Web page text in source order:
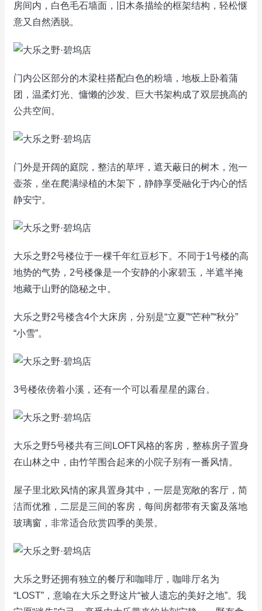
房间内，白色毛石墙面，旧木条描绘的框架结构，轻松惬
意又自然洒脱。
门内公区部分的木梁柱搭配白色的粉墙，地板上卧着蒲
团，温柔灯光、慵懒的沙发、巨大书架构成了双层挑高的
公共空间。
门外是开阔的庭院，整洁的草坪，遮天蔽日的树木，泡一
壶茶，坐在爬满绿植的木架下，静静享受融化于内心的恬
静安宁。
大乐之野2号楼位于一棵千年红豆杉下。不同于1号楼的高
地势的气势，2号楼像是一个安静的小家碧玉，半遮半掩
地藏于山野的隐秘之中。
大乐之野2号楼含4个大床房，分别是“立夏”“芒种”“秋分”
“小雪”。
3号楼依傍着小溪，还有一个可以看星星的露台。
大乐之野5号楼共有三间LOFT风格的客房，整栋房子置身
在山林之中，由竹竿围合起来的小院子别有一番风情。
屋子里北欧风情的家具置身其中，一层是宽敞的客厅，简
洁而优雅，二层是三间的客房，每间房都带有天窗及落地
玻璃窗，非常适合欣赏四季的美景。
大乐之野还拥有独立的餐厅和咖啡厅，咖啡厅名为
“LOST”，意喻在大乐之野这片“被人遗忘的美好之地”。我